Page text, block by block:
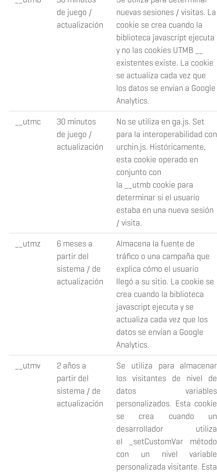
de juego /
actualización
nuevas sesiones / visitas. La
cookie se crea cuando la
biblioteca javascript ejecuta
y no las cookies UTMB __
existentes existe. La cookie
se actualiza cada vez que
los datos se envían a Google
Analytics.
__utmc
30 minutos
de juego /
actualización
No se utiliza en ga.js. Set
para la interoperabilidad con
urchin.js. Históricamente,
esta cookie operado en
conjunto con
la __utmb cookie para
determinar si el usuario
estaba en una nueva sesión
/ visita.
__utmz
6 meses a
partir del
sistema / de
actualización
Almacena la fuente de
tráfico o una campaña que
explica cómo el usuario
llegó a su sitio. La cookie se
crea cuando la biblioteca
javascript ejecuta y se
actualiza cada vez que los
datos se envían a Google
Analytics.
__utmv
2 años a
partir del
sistema / de
actualización
Se utiliza para almacenar
los visitantes de nivel de
datos variables
personalizados. Esta cookie
se crea cuando un
desarrollador utiliza
el _setCustomVar método
con un nivel variable
personalizada visitante. Esta